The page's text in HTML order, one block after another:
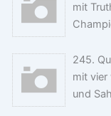
mit
245.
mit vier
und